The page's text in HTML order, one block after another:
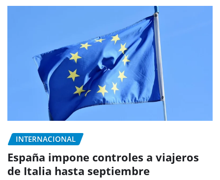
INTERNACIONAL
España impone controles a viajeros
de Italia hasta septiembre